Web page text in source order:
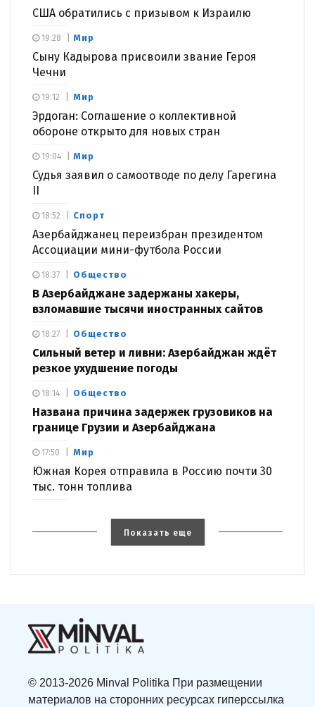
США обратились с призывом к Израилю
Мир
Сыну Кадырова присвоили звание Героя
Чечни
19:28
Мир
Эрдоган: Соглашение о коллективной
обороне открыто для новых стран
19:12
Мир
Судья заявил о самоотводе по делу Гарегина
II
19:04
Спорт
Азербайджанец переизбран президентом
Ассоциации мини-футбола России
18:52
Общество
В Азербайджане задержаны хакеры,
взломавшие тысячи иностранных сайтов
18:37
Общество
Сильный ветер и ливни: Азербайджан ждёт
резкое ухудшение погоды
18:27
Общество
Названа причина задержек грузовиков на
границе Грузии и Азербайджана
18:14
Мир
Южная Корея отправила в Россию почти 30
тыс. тонн топлива
17:50
Показать еще
© 2013-2026 Minval Politika При размещении
материалов на сторонних ресурсах гиперссылка